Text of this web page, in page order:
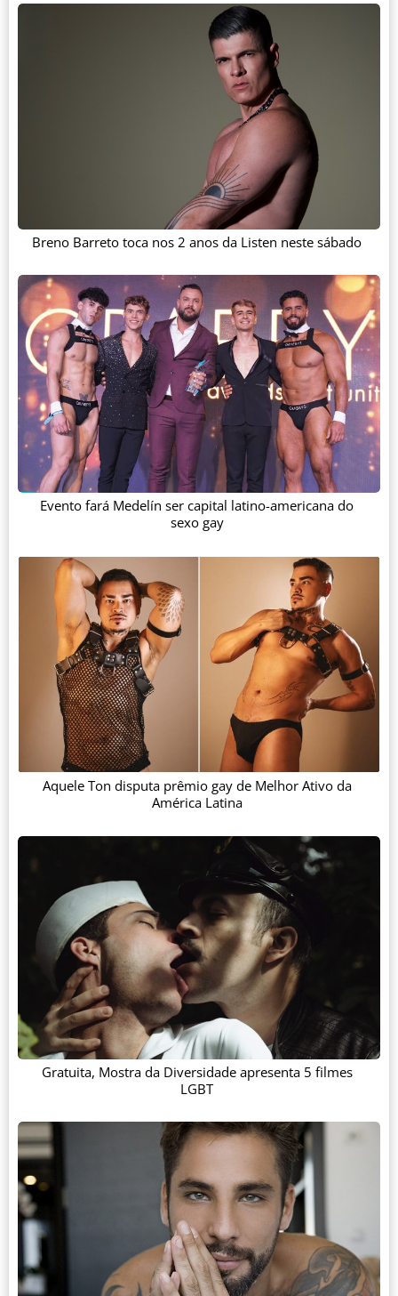
Breno Barreto toca nos 2 anos da Listen neste sábado
Evento fará Medelín ser capital latino-americana do
sexo gay
Aquele Ton disputa prêmio gay de Melhor Ativo da
América Latina
Gratuita, Mostra da Diversidade apresenta 5 filmes
LGBT